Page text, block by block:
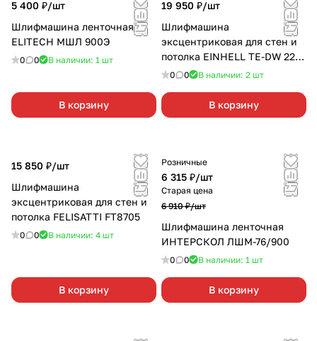
5 400 ₽/шт
Шлифмашина ленточная
ELITECH МШЛ 900Э
0 0 В наличии: 1 шт
В корзину
19 950 ₽/шт
Шлифмашина
эксцентриковая для стен и
потолка EINHELL TE-DW 225
X 0 0 В наличии: 2 шт
В корзину
15 850 ₽/шт
Шлифмашина
эксцентриковая для стен и
потолка FELISATTI FT8705
0 0 В наличии: 4 шт
В корзину
Розничные
6 315 ₽/шт
Старая цена
6 910 ₽/шт
Шлифмашина ленточная
ИНТЕРСКОЛ ЛШМ-76/900
0 0 В наличии: 1 шт
В корзину